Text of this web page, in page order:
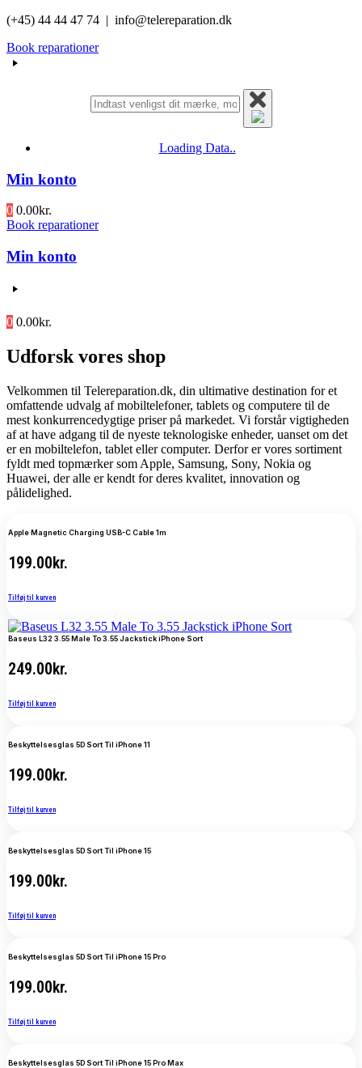
Videre
indhold
(+45) 44 44 47 74 | info@telereparation.dk
Book reparationer
Loading Data..
Min konto
0 0.00kr.
Book reparationer
Min konto
0 0.00kr.
Udforsk vores shop
Velkommen til Telereparation.dk, din ultimative destination for et
omfattende udvalg af mobiltelefoner, tablets og computere til de
mest konkurrencedygtige priser på markedet. Vi forstår vigtigheden
af at have adgang til de nyeste teknologiske enheder, uanset om det
er en mobiltelefon, tablet eller computer. Derfor er vores sortiment
fyldt med topmærker som Apple, Samsung, Sony, Nokia og
Huawei, der alle er kendt for deres kvalitet, innovation og
pålidelighed.
Apple Magnetic Charging USB-C Cable 1m
199.00kr.
Tilføj til kurven
Baseus L32 3.55 Male To 3.55 Jackstick iPhone Sort
249.00kr.
Tilføj til kurven
Beskyttelsesglas 5D Sort Til iPhone 11
199.00kr.
Tilføj til kurven
Beskyttelsesglas 5D Sort Til iPhone 15
199.00kr.
Tilføj til kurven
Beskyttelsesglas 5D Sort Til iPhone 15 Pro
199.00kr.
Tilføj til kurven
Beskyttelsesglas 5D Sort Til iPhone 15 Pro Max